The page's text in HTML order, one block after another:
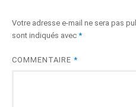
Votre adresse e-mail ne sera pas
sont indiqués avec *
COMMENTAIRE *